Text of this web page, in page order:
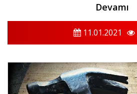
Devamı
11.01.2021